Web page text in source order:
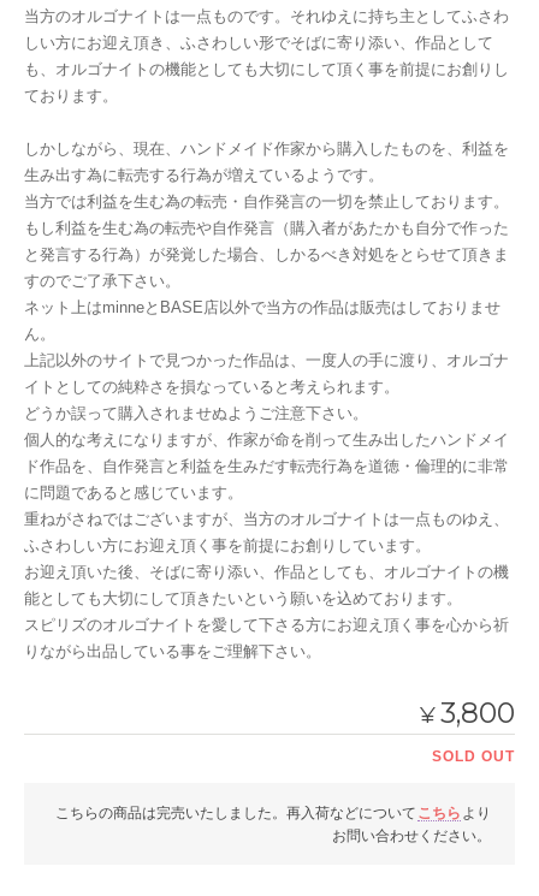
当方のオルゴナイトは一点ものです。それゆえに持ち主としてふさわ
しい方にお迎え頂き、ふさわしい形でそばに寄り添い、作品として
も、オルゴナイトの機能としても大切にして頂く事を前提にお創りし
ております。
しかしながら、現在、ハンドメイド作家から購入したものを、利益を
生み出す為に転売する行為が増えているようです。
当方では利益を生む為の転売・自作発言の一切を禁止しております。
もし利益を生む為の転売や自作発言（購入者があたかも自分で作った
と発言する行為）が発覚した場合、しかるべき対処をとらせて頂きま
すのでご了承下さい。
ネット上はminneとBASE店以外で当方の作品は販売はしておりませ
ん。
上記以外のサイトで見つかった作品は、一度人の手に渡り、オルゴナ
イトとしての純粋さを損なっていると考えられます。
どうか誤って購入されませぬようご注意下さい。
個人的な考えになりますが、作家が命を削って生み出したハンドメイ
ド作品を、自作発言と利益を生みだす転売行為を道徳・倫理的に非常
に問題であると感じています。
重ねがさねではございますが、当方のオルゴナイトは一点ものゆえ、
ふさわしい方にお迎え頂く事を前提にお創りしています。
お迎え頂いた後、そばに寄り添い、作品としても、オルゴナイトの機
能としても大切にして頂きたいという願いを込めております。
スピリズのオルゴナイトを愛して下さる方にお迎え頂く事を心から祈
りながら出品している事をご理解下さい。
¥3,800
SOLD OUT
こちらの商品は完売いたしました。再入荷などについて こちら より
お問い合わせください。